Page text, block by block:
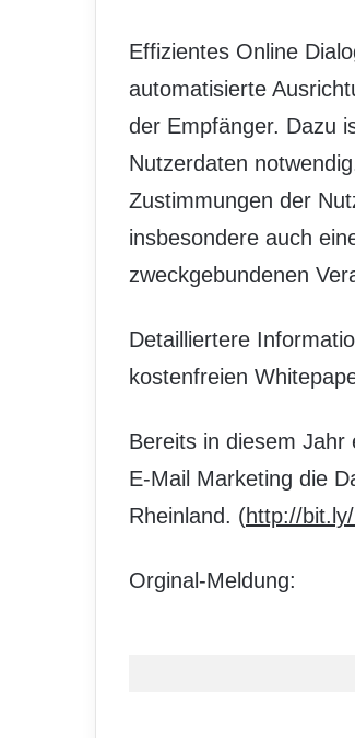
Effizientes Online
automatisierte
der Empfänger. Dazu
Nutzerdaten
Zustimmungen der
insbesondere auch
zweckgebundenen
Detailliertere
kostenfreien
Bereits in diesem
E-Mail Marketing die
Rheinland. (http://
Orginal-Meldung: